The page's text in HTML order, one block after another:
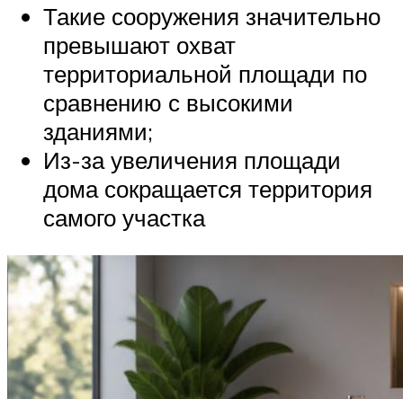
Такие сооружения значительно
превышают охват
территориальной площади по
сравнению с высокими
зданиями;
Из-за увеличения площади
дома сокращается территория
самого участка